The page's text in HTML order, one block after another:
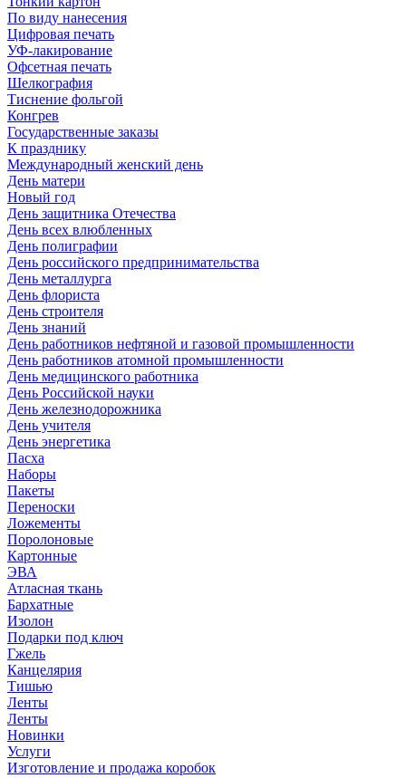
По виду нанесения
Цифровая печать
УФ-лакирование
Офсетная печать
Шелкография
Тиснение фольгой
Конгрев
Государственные заказы
К празднику
Международный женский день
День матери
Новый год
День защитника Отечества
День всех влюбленных
День полиграфии
День российского предпринимательства
День металлурга
День флориста
День строителя
День знаний
День работников нефтяной и газовой промышленности
День работников атомной промышленности
День медицинского работника
День Российской науки
День железнодорожника
День учителя
День энергетика
Пасха
Наборы
Пакеты
Переноски
Ложементы
Поролоновые
Картонные
ЭВА
Атласная ткань
Бархатные
Изолон
Подарки под ключ
Гжель
Канцелярия
Тишью
Ленты
Ленты
Новинки
Услуги
Изготовление и продажа коробок